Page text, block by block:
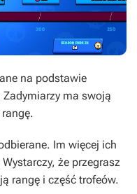
na podstawie
ma swoją
Im więcej ich
że przegrasz
rangę i część trofeów.